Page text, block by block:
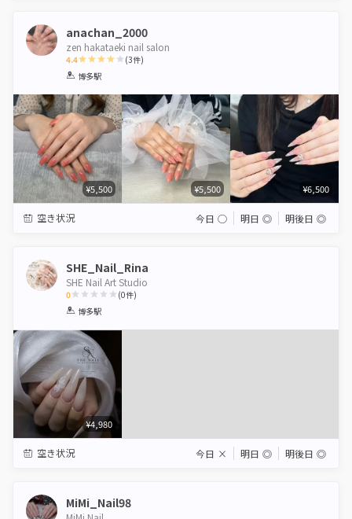
anachan_2000
zen hakataeki nail salon
4.4
1 2 3
(3件)
博多駅
¥5,500 ¥5,500 ¥6,500
空き状況 今日 ◯ 明日 ◎ 明後日 ◎
SHE_Nail_Rina
SHE Nail Art Studio
0
1 2 3 4
(0件)
博多駅
¥4,980
空き状況 今日 × 明日 ◎ 明後日 ◎
MiMi_Nail98